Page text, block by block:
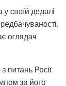
своїй дедалі
оглядач
питань Росії
за його